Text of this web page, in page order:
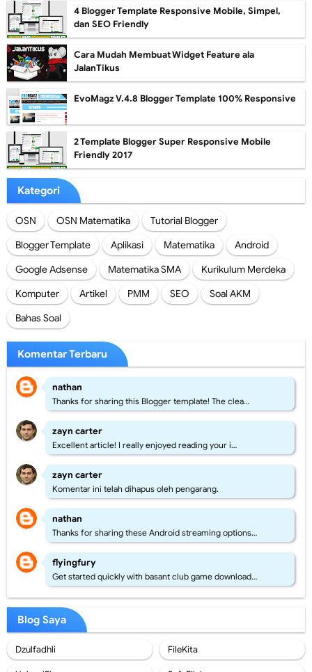
4 Blogger Template Responsive Mobile, Simpel,
dan SEO Friendly
Cara Mudah Membuat Widget Feature ala
JalanTikus
EvoMagz V.4.8 Blogger Template 100% Responsive
2 Template Blogger Super Responsive Mobile
Friendly 2017
Kategori
OSN OSN Matematika
Tutorial Blogger
Blogger Template
Aplikasi Matematika
Android
Google Adsense
Matematika SMA
Kurikulum Merdeka
Komputer
Artikel PMM SEO
Soal AKM
Bahas Soal
Komentar Terbaru
nathan
Thanks for sharing this Blogger template! The clea…
zayn carter
Excellent article! I really enjoyed reading your i…
zayn carter
Komentar ini telah dihapus oleh pengarang.
nathan
Thanks for sharing these Android streaming options…
flyingfury
Get started quickly with basant club game download…
Blog Saya
Dzulfadhli FileKita